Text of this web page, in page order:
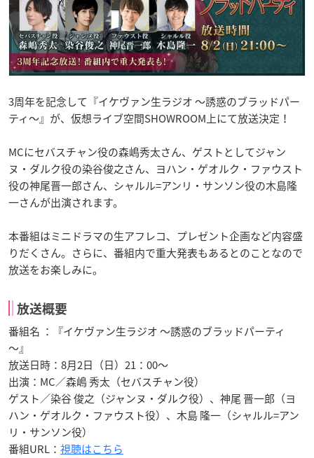
3周年を記念して『イケヴァン生ラジオ ～誘惑のブラッドパー
ティ～』が、仮想ライブ空間SHOWROOM上にて放送決定！
MCにセバスチャン役の森嶋秀太さん、ゲストとしてジャン
ヌ・ダルク役の染谷俊之さん、ヨハン・ゲオルク・ファウスト
役の神尾晋一郎さん、シャルル=アンリ・サンソン役の木島隆
一さんが出演されます。
本番組はミニドラマの生アフレコ、プレゼント企画など内容盛
りだくさん。さらに、番組内で重大発表もあるとのことなので
放送をお楽しみに。
放送概要
番組名 ：『イケヴァン生ラジオ ～誘惑のブラッドパーティ
～』
放送日時：8月2日（日）21：00～
出演：MC／森嶋 秀太（セバスチャン役）
ゲスト／染谷 俊之（ジャンヌ・ダルク役）、神尾 晋一郎（ヨ
ハン・ゲオルク・ファウスト役）、木島 隆一（シャルル=アン
リ・サンソン役）
番組URL： 視聴はこちら